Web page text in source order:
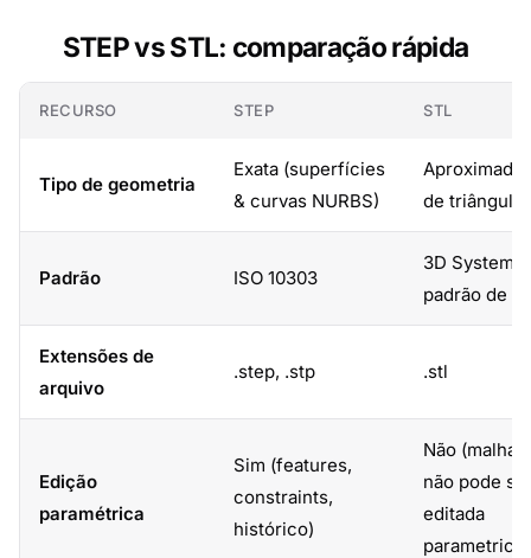
STEP vs STL: comparação rápida
RECURSO STEP STL
Tipo de geometria
Exata (superfícies
& curvas NURBS)
Aproximada
de
Padrão ISO 10303
3D Systems
padrão de
Extensões de
arquivo
.step, .stp .stl
Edição
paramétrica
Sim (features,
constraints,
histórico)
Não (malha
não pode
editada